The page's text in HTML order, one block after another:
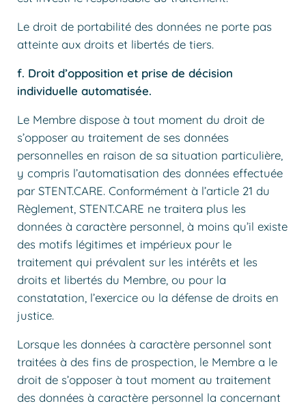
Le droit de portabilité des données ne porte pas
atteinte aux droits et libertés de tiers.
f. Droit d’opposition et prise de décision
individuelle automatisée.
Le Membre dispose à tout moment du droit de
s’opposer au traitement de ses données
personnelles en raison de sa situation particulière,
y compris l’automatisation des données effectuée
par STENT.CARE. Conformément à l’article 21 du
Règlement, STENT.CARE ne traitera plus les
données à caractère personnel, à moins qu’il existe
des motifs légitimes et impérieux pour le
traitement qui prévalent sur les intérêts et les
droits et libertés du Membre, ou pour la
constatation, l’exercice ou la défense de droits en
justice.
Lorsque les données à caractère personnel sont
traitées à des fins de prospection, le Membre a le
droit de s’opposer à tout moment au traitement
des données à caractère personnel la concernant